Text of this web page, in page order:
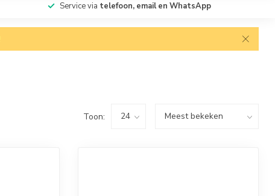
Service via telefoon, email en WhatsApp
Toon: